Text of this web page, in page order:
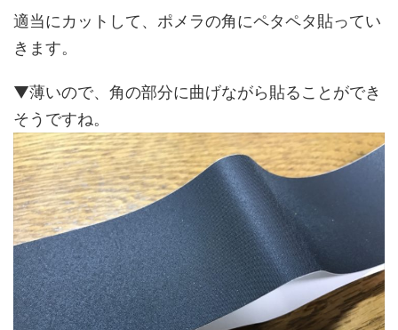
適当にカットして、ポメラの角にペタペタ貼ってい
きます。
▼薄いので、角の部分に曲げながら貼ることができ
そうですね。